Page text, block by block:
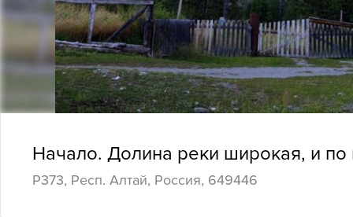
Начало. Долина реки широкая, и
Р373, Респ. Алтай, Россия, 649446